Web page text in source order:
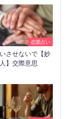
恋愛占い
させないで【妙
】交際意思